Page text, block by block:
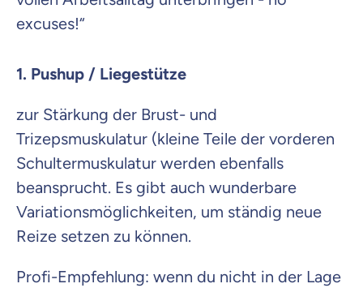
excuses!“
1. Pushup / Liegestütze
zur Stärkung der Brust- und
Trizepsmuskulatur (kleine Teile der vorderen
Schultermuskulatur werden ebenfalls
beansprucht. Es gibt auch wunderbare
Variationsmöglichkeiten, um ständig neue
Reize setzen zu können.
Profi-Empfehlung: wenn du nicht in der Lage